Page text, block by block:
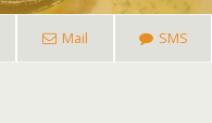
Mail SMS